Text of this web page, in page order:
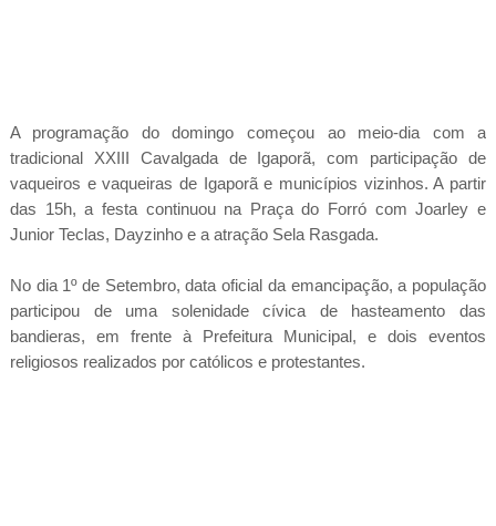
A programação do domingo começou ao meio-dia com a
tradicional XXIII Cavalgada de Igaporã, com participação de
vaqueiros e vaqueiras de Igaporã e municípios vizinhos. A partir
das 15h, a festa continuou na Praça do Forró com Joarley e
Junior Teclas, Dayzinho e a atração Sela Rasgada.
No dia 1º de Setembro, data oficial da emancipação, a população
participou de uma solenidade cívica de hasteamento das
bandieras, em frente à Prefeitura Municipal, e dois eventos
religiosos realizados por católicos e protestantes.